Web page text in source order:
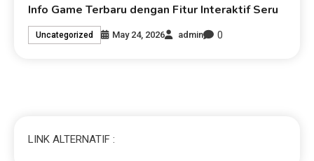
Info Game Terbaru dengan Fitur Interaktif Seru
Uncategorized May 24, 2026 admin 0
LINK ALTERNATIF :